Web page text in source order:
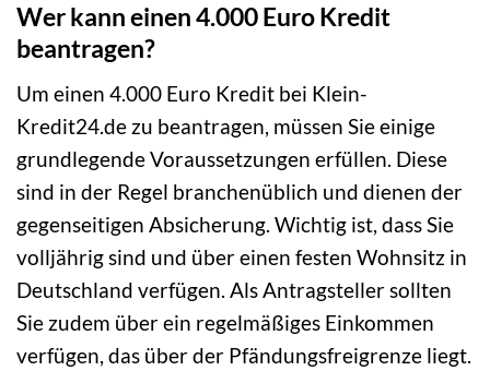
Wer kann einen 4.000 Euro Kredit
beantragen?
Um einen 4.000 Euro Kredit bei Klein-
Kredit24.de zu beantragen, müssen Sie einige
grundlegende Voraussetzungen erfüllen. Diese
sind in der Regel branchenüblich und dienen der
gegenseitigen Absicherung. Wichtig ist, dass Sie
volljährig sind und über einen festen Wohnsitz in
Deutschland verfügen. Als Antragsteller sollten
Sie zudem über ein regelmäßiges Einkommen
verfügen, das über der Pfändungsfreigrenze liegt.